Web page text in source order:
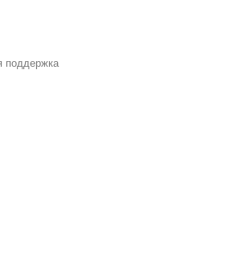
поддержка